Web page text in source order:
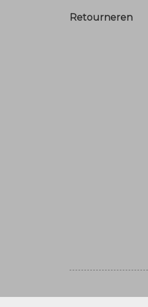
Retourneren